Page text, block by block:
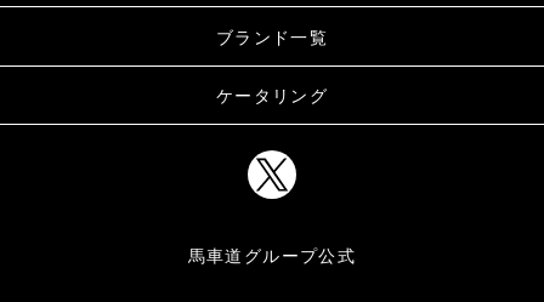
ブランド一覧
ケータリング
馬車道グループ公式